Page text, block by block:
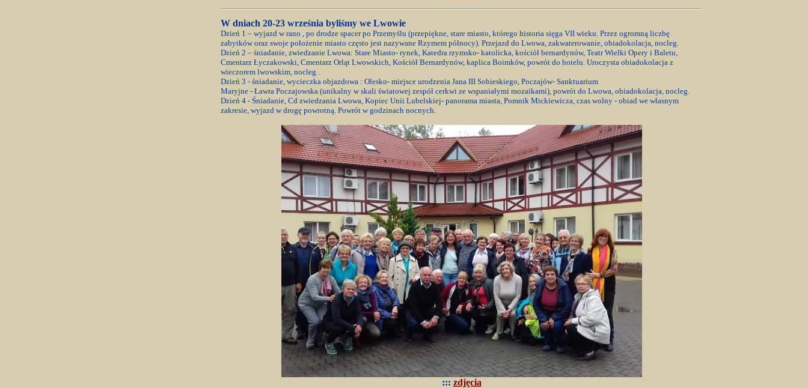
W dniach 20-23 września byliśmy we Lwowie
Dzień 1 – wyjazd w rano , po drodze spacer po Przemyślu (przepiękne, stare miasto, którego historia sięga VII wieku. Przez ogromną liczbę
zabytków oraz swoje położenie miasto często jest nazywane Rzymem północy). Przejazd do Lwowa, zakwaterowanie, obiadokolacja, nocleg.
Dzień 2 – śniadanie, zwiedzanie Lwowa: Stare Miasto- rynek, Katedra rzymsko- katolicka, kościół bernardynów, Teatr Wielki Opery i Baletu,
Cmentarz Łyczakowski, Cmentarz Orląt Lwowskich, Kościół Bernardynów, kaplica Boimków, powrót do hotelu. Uroczysta obiadokolacja z
wieczorem lwowskim, nocleg .
Dzień 3 - śniadanie, wycieczka objazdowa : Olesko- miejsce urodzenia Jana III Sobieskiego, Poczajów- Sanktuarium
Maryjne - Ławra Poczajowska (unikalny w skali światowej zespół cerkwi ze wspaniałymi mozaikami), powrót do Lwowa, obiadokolacja, nocleg.
Dzień 4 - Śniadanie, Cd zwiedzania Lwowa, Kopiec Unii Lubelskiej- panorama miasta, Pomnik Mickiewicza, czas wolny - obiad we własnym
zakresie, wyjazd w drogę powrotną. Powrót w godzinach nocnych.
::: zdjęcia